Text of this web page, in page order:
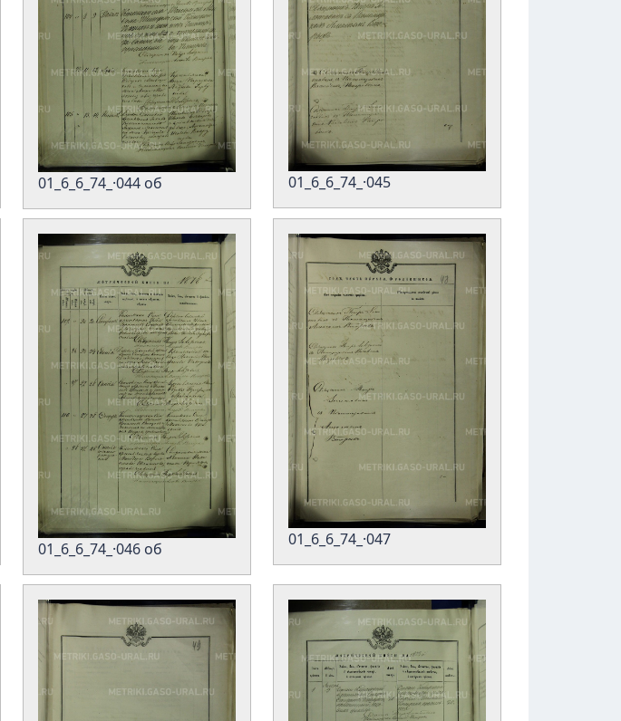
01_6_6_74_·044 об 01_6_6_74_·045
01_6_6_74_·046 об
01_6_6_74_·047